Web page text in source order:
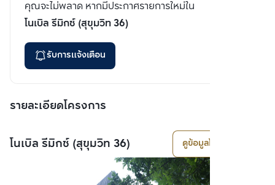
คุณจะไม่พลาด หากมีประกาศรายการใหม่ใน
โนเบิล รีมิกซ์ (สุขุมวิท 36)
รับการแจ้งเตือน
รายละเอียดโครงการ
โนเบิล รีมิกซ์ (สุขุมวิท 36) ดูข้อมูลโครงการ